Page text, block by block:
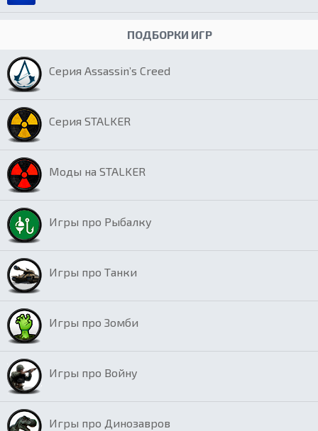
ПОДБОРКИ ИГР
Серия Assassin’s Creed
Серия STALKER
Моды на STALKER
Игры про Рыбалку
Игры про Танки
Игры про Зомби
Игры про Войну
Игры про Динозавров